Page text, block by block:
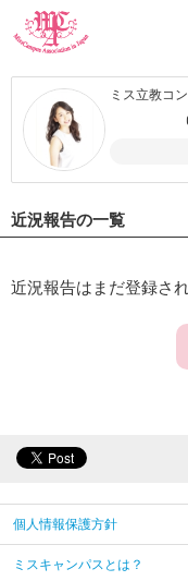
ミス立教コ
近況報告の一覧
近況報告はまだ登録さ
個人情報保護方針
ミスキャンパスとは？